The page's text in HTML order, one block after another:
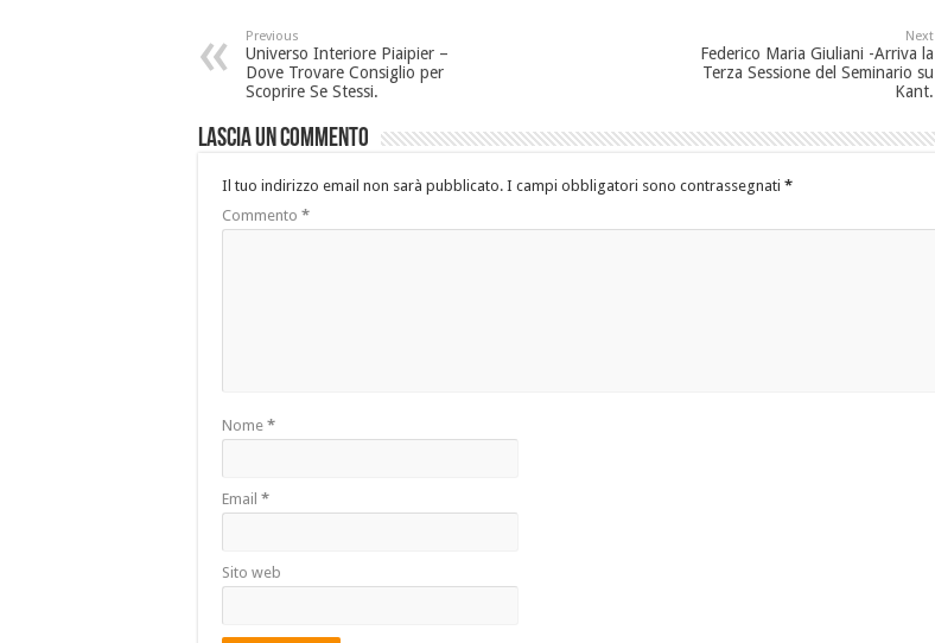
Previous
Universo Interiore Piaipier –
Dove Trovare Consiglio per
Scoprire Se Stessi.
Next
Federico Maria Giuliani -Arriva la
Terza Sessione del Seminario su
Kant.
Lascia un commento
Il tuo indirizzo email non sarà pubblicato. I campi obbligatori sono contrassegnati *
Commento *
Nome *
Email *
Sito web